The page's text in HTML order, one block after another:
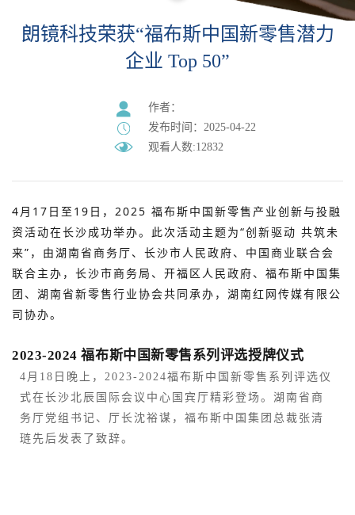
朗镜科技荣获“福布斯中国新零售潜力
企业 Top 50”
作者：
发布时间：2025-04-22
观看人数:12832
4月17日至19日，2025 福布斯中国新零售产业创新与投融
资活动在长沙成功举办。此次活动主题为“创新驱动 共筑未
来”，由湖南省商务厅、长沙市人民政府、中国商业联合会
联合主办，长沙市商务局、开福区人民政府、福布斯中国集
团、湖南省新零售行业协会共同承办，湖南红网传媒有限公
司协办。
2023-2024 福布斯中国新零售系列评选授牌仪式
4月18日晚上，2023-2024福布斯中国新零售系列评选仪
式在长沙北辰国际会议中心国宾厅精彩登场。 湖南省商
务厅党组书记、厅长沈裕谋，福布斯中国集团总裁张清
琏先后发表了致辞。